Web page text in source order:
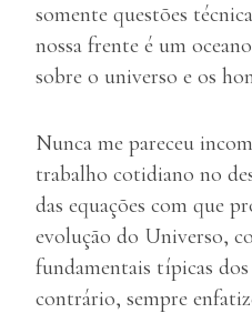
somente questões
nossa frente é um
sobre o universo e os
Nunca me pareceu
trabalho cotidiano no
das equações com que
evolução do Universo,
fundamentais típicas
contrário, sempre